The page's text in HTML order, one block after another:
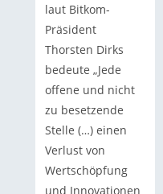
laut Bitkom-
Präsident
Thorsten Dirks
bedeute „Jede
offene und nicht
zu besetzende
Stelle (…) einen
Verlust von
Wertschöpfung
und Innovationen